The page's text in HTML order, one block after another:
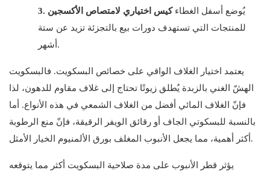
3. كيس اختياري لامتصاص الأكسجين يُوضع أسفل الغطاء
للمنتجات التي تستهدف دورات بيع بالتجزئة تزيد عن ستة
أشهر.
يعتمد اختيار الغلاف الواقي على خصائص البسكويت. فالبسكويت
الهشّ الغني بالزبدة يُطلق زيوتًا تحتاج إلى غلاف مقاوم للدهون، لذا
فإنّ الغلاف المائي أفضل من الغلاف الشمعي في هذه الأنواع. أما
بالنسبة للبسكوتي الجاف أو رقائق الويفر الرقيقة، فإنّ منع الرطوبة
أكثر أهمية، مما يجعل الأنبوب المغلف بورق الألمنيوم الخيار الأمثل.
يؤثر قطر الأنبوب على مدة صلاحية البسكويت أكثر مما يتوقعه